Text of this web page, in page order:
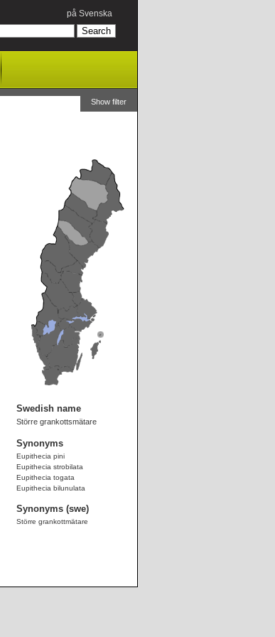
på Svenska
Show filter
Swedish name
Större grankottsmätare
Synonyms
Eupithecia pini
Eupithecia strobilata
Eupithecia togata
Eupithecia bilunulata
Synonyms (swe)
Större grankottmätare